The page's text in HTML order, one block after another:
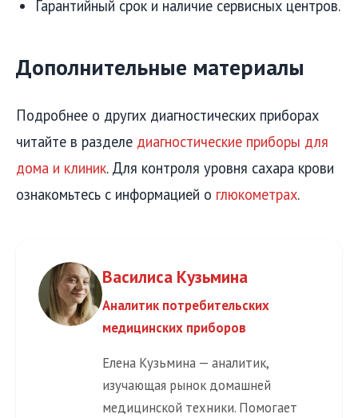
Гарантийный срок и наличие сервисных центров.
Дополнительные материалы
Подробнее о других диагностических приборах
читайте в разделе диагностические приборы для
дома и клиник. Для контроля уровня сахара крови
ознакомьтесь с информацией о глюкометрах.
Василиса Кузьмина
Аналитик потребительских
медицинских приборов
Елена Кузьмина — аналитик,
изучающая рынок домашней
медицинской техники. Помогает